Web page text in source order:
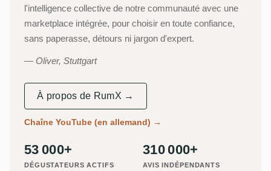
l'intelligence collective de notre communauté avec une
marketplace intégrée, pour choisir en toute confiance,
sans paperasse, détours ni jargon d'expert.
Oliver, Stuttgart
À propos de RumX →
Chaîne YouTube (en allemand) →
53 000+
DÉGUSTATEURS ACTIFS
310 000+
AVIS INDÉPENDANTS